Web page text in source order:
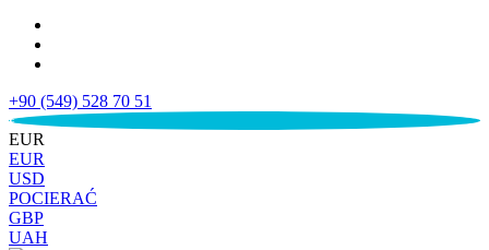
+90 (549) 528 70 51
€
EUR
EUR
USD
POCIERAĆ
GBP
UAH